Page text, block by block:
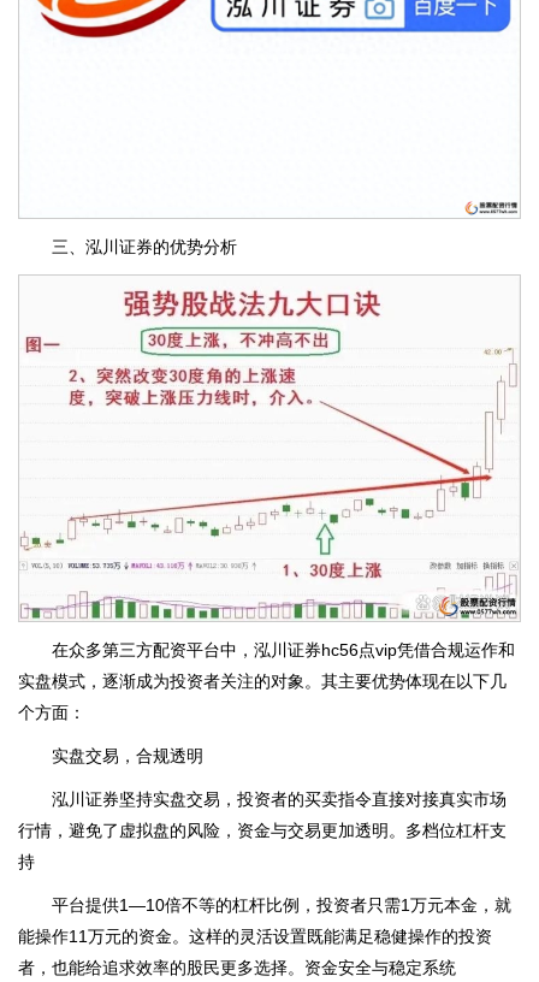
三、泓川证券的优势分析
在众多第三方配资平台中，泓川证券hc56点vip凭借合规运作和
实盘模式，逐渐成为投资者关注的对象。其主要优势体现在以下几
个方面：
实盘交易，合规透明
泓川证券坚持实盘交易，投资者的买卖指令直接对接真实市场
行情，避免了虚拟盘的风险，资金与交易更加透明。多档位杠杆支
持
平台提供1—10倍不等的杠杆比例，投资者只需1万元本金，就
能操作11万元的资金。这样的灵活设置既能满足稳健操作的投资
者，也能给追求效率的股民更多选择。资金安全与稳定系统